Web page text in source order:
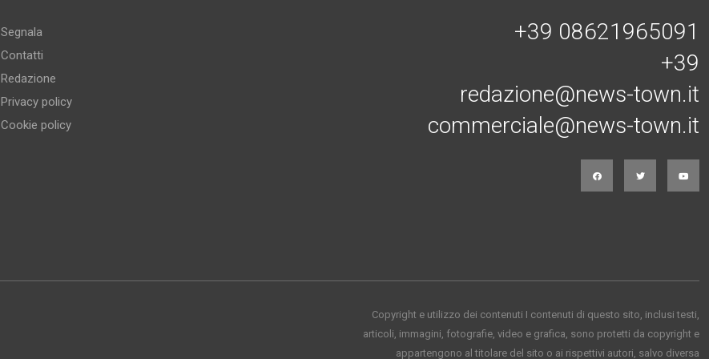
Segnala
Contatti
Redazione
Privacy policy
Cookie policy
+39 08621965091
+39
redazione@news-town.it
commerciale@news-town.it
Copyright e utilizzo dei contenuti I contenuti di questo sito, inclusi testi,
articoli, immagini, fotografie, video e grafica, sono protetti da copyright e
appartengono al titolare del sito o ai rispettivi autori, salvo diversa